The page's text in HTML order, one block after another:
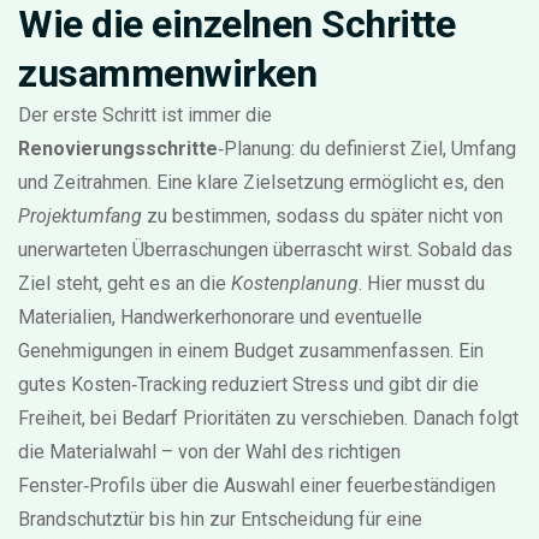
Wie die einzelnen Schritte
zusammenwirken
Der erste Schritt ist immer die
Renovierungsschritte‑Planung: du definierst Ziel, Umfang
und Zeitrahmen. Eine klare Zielsetzung ermöglicht es, den
Projektumfang zu bestimmen, sodass du später nicht von
unerwarteten Überraschungen überrascht wirst. Sobald das
Ziel steht, geht es an die Kostenplanung. Hier musst du
Materialien, Handwerkerhonorare und eventuelle
Genehmigungen in einem Budget zusammenfassen. Ein
gutes Kosten‑Tracking reduziert Stress und gibt dir die
Freiheit, bei Bedarf Prioritäten zu verschieben. Danach folgt
die Materialwahl – von der Wahl des richtigen
Fenster‑Profils über die Auswahl einer feuerbeständigen
Brandschutztür bis hin zur Entscheidung für eine